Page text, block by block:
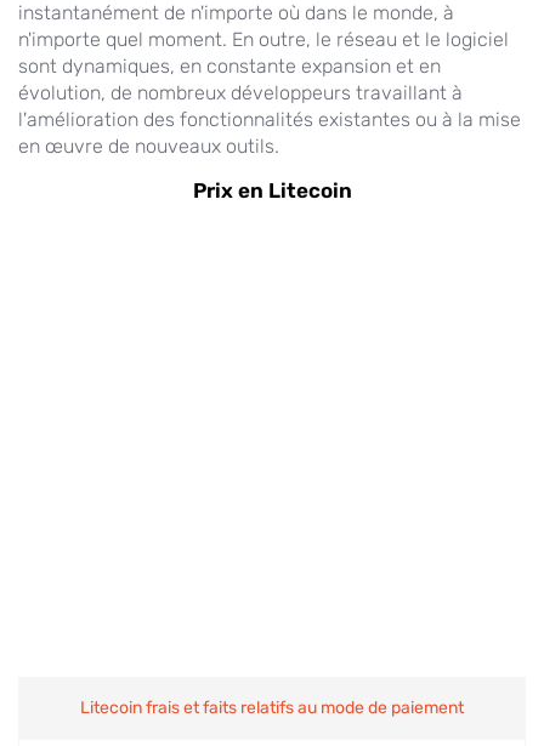
instantanément de n'importe où dans le monde, à
n'importe quel moment. En outre, le réseau et le logiciel
sont dynamiques, en constante expansion et en
évolution, de nombreux développeurs travaillant à
l'amélioration des fonctionnalités existantes ou à la mise
en œuvre de nouveaux outils.
Prix en Litecoin
Litecoin frais et faits relatifs au mode de paiement